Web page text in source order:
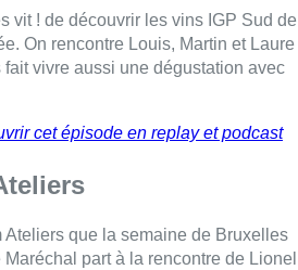
vit ! de découvrir les vins IGP Sud de
On rencontre Louis, Martin et Laure
fait vivre aussi une dégustation avec
cet épisode en replay et podcast
Ateliers que la semaine de Bruxelles
part à la rencontre de Lionel